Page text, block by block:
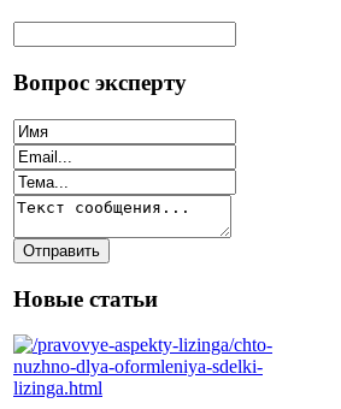
Вопрос эксперту
Новые статьи